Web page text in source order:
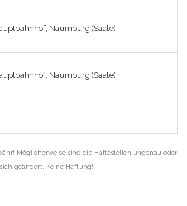
Naumburg (Saale)
Naumburg (Saale)
Möglicherweise sind die Haltestellen ungenau oder
geändert. Keine Haftung!